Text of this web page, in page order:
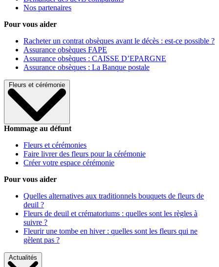
Nos partenaires
Pour vous aider
Racheter un contrat obsèques avant le décès : est-ce possible ?
Assurance obsèques FAPE
Assurance obsèques : CAISSE D’EPARGNE
Assurance obsèques : La Banque postale
Fleurs et cérémonie
Hommage au défunt
Fleurs et cérémonies
Faire livrer des fleurs pour la cérémonie
Créer votre espace cérémonie
Pour vous aider
Quelles alternatives aux traditionnels bouquets de fleurs de
deuil ?
Fleurs de deuil et crématoriums : quelles sont les règles à
suivre ?
Fleurir une tombe en hiver : quelles sont les fleurs qui ne
gèlent pas ?
Actualités